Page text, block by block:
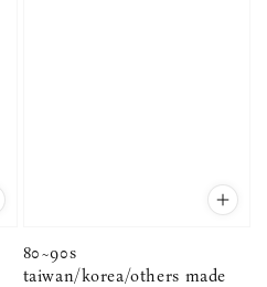
80~90s
taiwan/korea/others made